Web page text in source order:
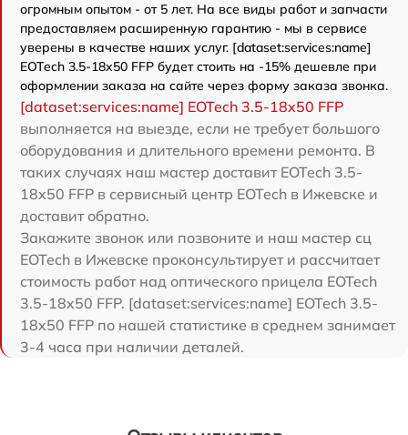
огромным опытом - от 5 лет. На все виды работ и запчасти
предоставляем расширенную гарантию - мы в сервисе
уверены в качестве наших услуг. [dataset:services:name]
EOTech 3.5-18x50 FFP будет стоить на -15% дешевле при
оформлении заказа на сайте через форму заказа звонка.
[dataset:services:name] EOTech 3.5-18x50 FFP
выполняется на выезде, если не требует большого
оборудования и длительного времени ремонта. В
таких случаях наш мастер доставит EOTech 3.5-
18x50 FFP в сервисный центр EOTech в Ижевске и
доставит обратно.
Закажите звонок или позвоните и наш мастер сц
EOTech в Ижевске проконсультирует и рассчитает
стоимость работ над оптического прицела EOTech
3.5-18x50 FFP. [dataset:services:name] EOTech 3.5-
18x50 FFP по нашей статистике в среднем занимает
3-4 часа при наличии деталей.